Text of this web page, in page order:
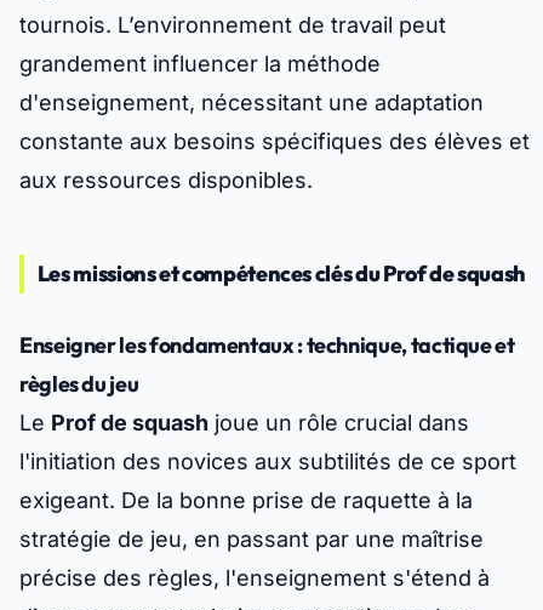
tournois. L’environnement de travail peut
grandement influencer la méthode
d'enseignement, nécessitant une adaptation
constante aux besoins spécifiques des élèves et
aux ressources disponibles.
Les missions et compétences clés du Prof de squash
Enseigner les fondamentaux : technique, tactique et
règles du jeu
Le Prof de squash joue un rôle crucial dans
l'initiation des novices aux subtilités de ce sport
exigeant. De la bonne prise de raquette à la
stratégie de jeu, en passant par une maîtrise
précise des règles, l'enseignement s'étend à